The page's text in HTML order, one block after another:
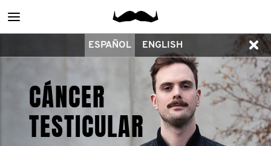
Main
ESPAÑOL ENGLISH
CÁNCER
TESTICULAR